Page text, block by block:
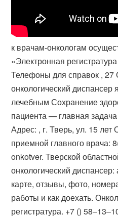
к врачам-онкологам
«Электронная
Телефоны для справок , ​27
онкологический
лечебным Сохранение
пациента — главная задача
Адрес: , г. Тверь, ул. 15
приемной главного врача:
onkotver. Тверской
онкологический
карте, отзывы, фото,
работы и как доехать.
регистратура. +7 ()